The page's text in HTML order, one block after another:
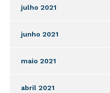
julho 2021
junho 2021
maio 2021
abril 2021